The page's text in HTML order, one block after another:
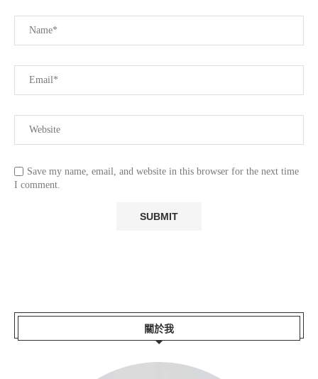
Save my name, email, and website in this browser for the next time
I comment.
關於我